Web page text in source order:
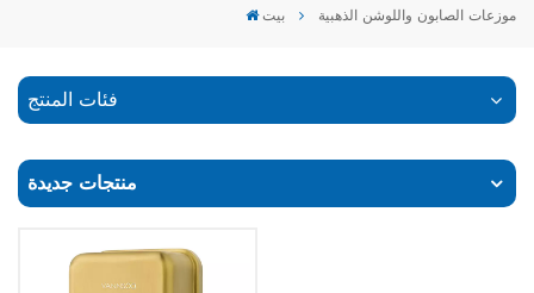
بيت موزعات الصابون واللوشن الذهبية
فئات المنتج
منتجات جديدة